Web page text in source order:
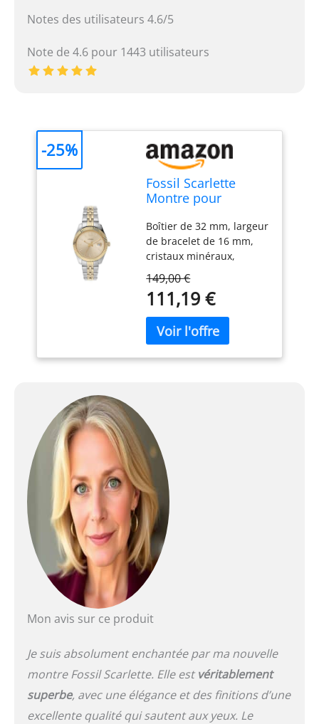
Notes des utilisateurs 4.6/5
Note de 4.6 pour 1443 utilisateurs
Fossil Scarlette
Montre pour
mouvement à
quartz, bracelet en
acier inoxydable ou
en cuir
Boîtier de 32 mm, largeur
de bracelet de 16 mm,
cristaux minéraux,
avec affichage
analogique à trois
aiguilles et date, importé
Boîtier rond en acier
inoxydable, cadran doré
Bracelet en acier
la nage en eaux peu
profondes
149,00 €
111,19 €
-25%
Mon avis sur ce produit
Je suis absolument enchantée par ma nouvelle
montre Fossil Scarlette. Elle est véritablement
superbe, avec une élégance et des finitions d’une
excellente qualité qui sautent aux yeux. Le